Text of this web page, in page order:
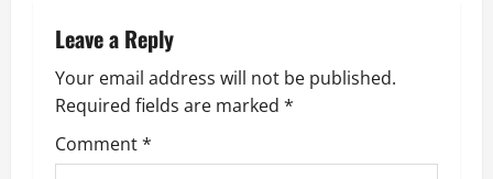
a
v
i
Leave a Reply
Your email address will not be published.
Required fields are marked *
Comment*